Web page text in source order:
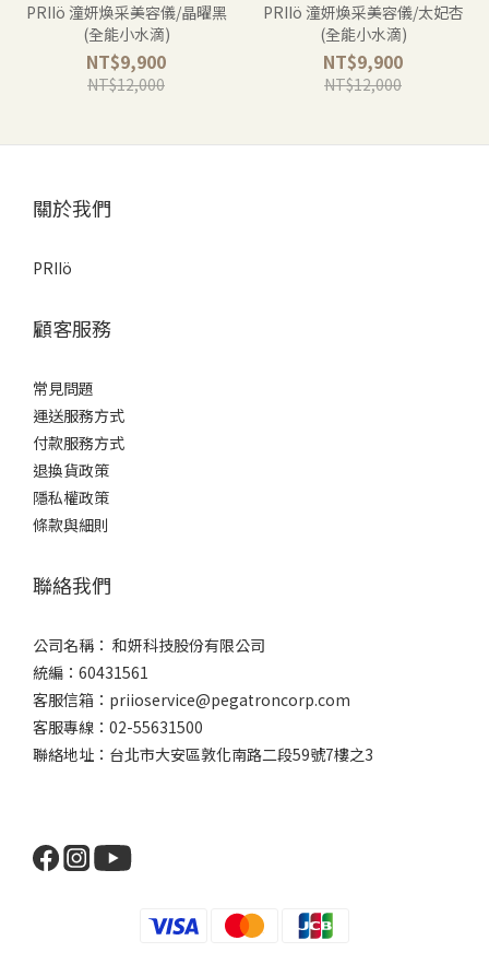
PRIIö 潼妍煥采美容儀/晶曜黑
(全能小水滴)
NT$9,900
NT$12,000
PRIIö 潼妍煥采美容儀/太妃杏
(全能小水滴)
NT$9,900
NT$12,000
關於我們
PRIIö
顧客服務
常見問題
運送服務方式
付款服務方式
退換貨政策
隱私權政策
條款與細則
聯絡我們
公司名稱： 和妍科技股份有限公司
統編：60431561
客服信箱：priioservice@pegatroncorp.com
客服專線：02-55631500
聯絡地址：台北市大安區敦化南路二段59號7樓之3